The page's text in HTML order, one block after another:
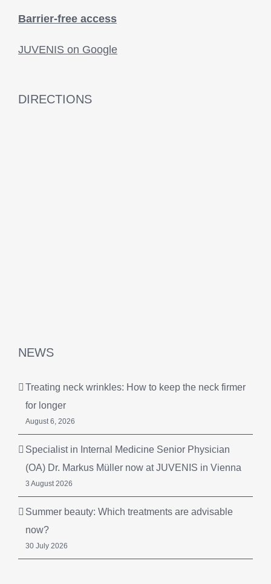
Barrier-free access
JUVENIS on Google
DIRECTIONS
NEWS
Treating neck wrinkles: How to keep the neck firmer
for longer
August 6, 2026
Specialist in Internal Medicine Senior Physician
(OA) Dr. Markus Müller now at JUVENIS in Vienna
3 August 2026
Summer beauty: Which treatments are advisable
now?
30 July 2026